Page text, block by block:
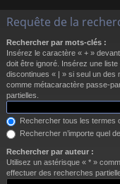
s
Requête de la
Rechercher par mots-clés :
Insérez le caractère « + »
doit être ignoré. Insérez une
discontinues « | » si seul un des
comme métacaractère passe-
partielles.
Rechercher tous les termes
Rechercher n’importe quel
Rechercher par auteur :
Utilisez un astérisque « * »
effectuer des recherches